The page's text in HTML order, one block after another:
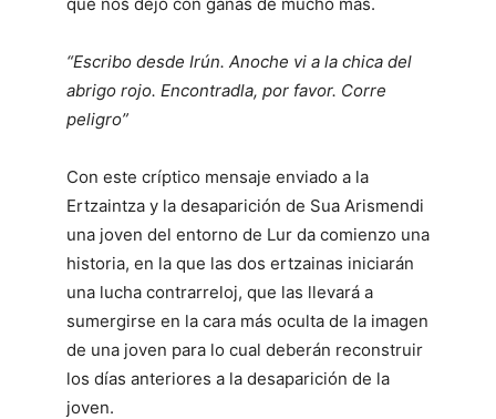
“Escribo desde Irún. Anoche vi a la chica del
abrigo rojo. Encontradla, por favor. Corre
peligro”
Con este críptico mensaje enviado a la
Ertzaintza y la desaparición de Sua Arismendi
una joven del entorno de Lur da comienzo una
historia, en la que las dos ertzainas iniciarán
una lucha contrarreloj, que las llevará a
sumergirse en la cara más oculta de la imagen
de una joven para lo cual deberán reconstruir
los días anteriores a la desaparición de la
joven.